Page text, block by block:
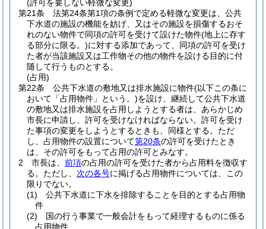
(許可を要しない軽微な変更)
第21条
法第24条第1項の条例で定める軽微な変更は、公共
下水道の施設の機能を妨げ、又はその施設を損傷するおそ
れのない物件で同項の許可を受けて設けた物件(地上に存す
る部分に限る。)に対する添加であって、同項の許可を受け
た者が当該施設又は工作物その他の物件を設ける目的に付
随して行うものとする。
(占用)
第22条
公共下水道の敷地又は排水施設に物件(以下この条に
おいて「占用物件」という。)を設け、継続して公共下水道
の敷地又は排水施設を占用しようとする者は、あらかじめ
市長に申請し、許可を受けなければならない。 許可を受け
た事項の変更をしようとするときも、同様とする。 ただ
し、占用物件の設置について第20条の許可を受けたとき
は、その許可をもって占用の許可とみなす。
2
市長は、 前項の占用の許可を受けた者から占用料を徴収す
る。 ただし、 次の各号に掲げる占用物件については、この
限りでない。
(1)
公共下水道に下水を排除することを目的とする占用物
件
(2)
国の行う事業で一般会計をもって経理するものに係る
占用物件